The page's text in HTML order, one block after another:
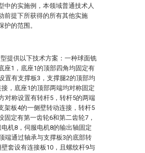
中的实施例，本领域普通技术人
前提下所获得的所有其他实施
护的范围。
提供以下技术方案：一种球面铣
座1，底座1的顶部四角均固定有
置有支撑板3，支撑腿2的顶部均
，底座1的顶部两端均对称固定
对称设置有转杆5，转杆5的两端
架板4的一侧壁转动连接，转杆5
固定有第一齿轮6和第二齿轮7，
机8，伺服电机8的输出轴固定
端通过轴承与支撑板3的底部转
套设有连接板10，且螺纹杆9与